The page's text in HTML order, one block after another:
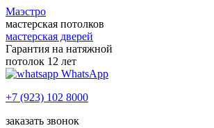
Маэстро
мастерская потолков
мастерская дверей
Гарантия на натяжной
потолок 12 лет
WhatsApp
+7 (923) 102 8000
заказать звонок